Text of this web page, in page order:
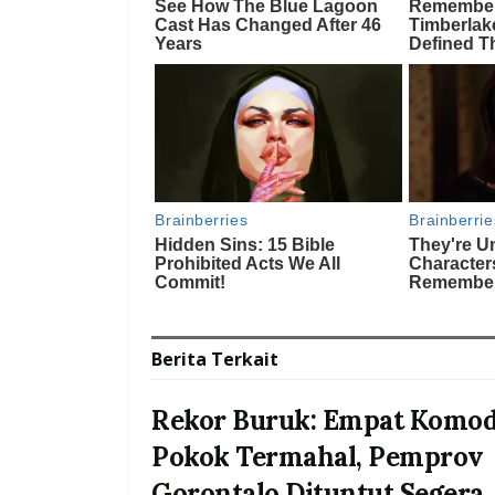
Berita Terkait
Rekor Buruk: Empat
Pokok Termahal, Pemprov